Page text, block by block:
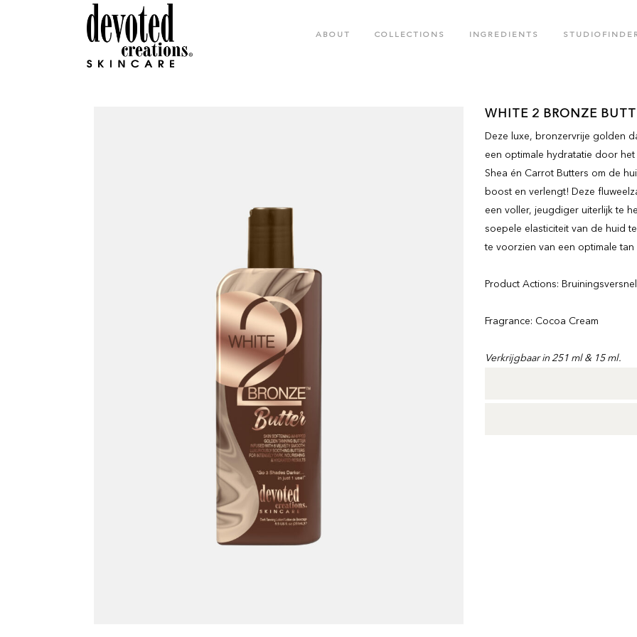
ABOUT COLLECTIONS
BLACK CROWN SPECIAL EDITION
FACE CARE COLLECTION
INGREDIENTS
WHITE 2 BRONZE
Deze luxe, bronzervrije golden
een optimale hydratatie door
Shea én Carrot Butters om de
boost en verlengt! Deze
een voller, jeugdiger uiterlijk te
soepele elasticiteit van de huid
te voorzien van een optimale
Product Actions:
Fragrance: Cocoa Cream
Verkrijgbaar in 251 ml & 15 ml.